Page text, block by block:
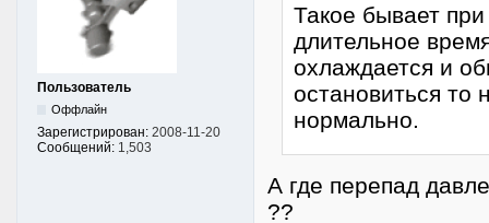
Пользователь
Оффлайн
Зарегистрирован: 2008-11-20
Сообщений: 1,503
Такое бывает
длительное
охлаждается и
остановиться то
нормально.
А где перепад
??